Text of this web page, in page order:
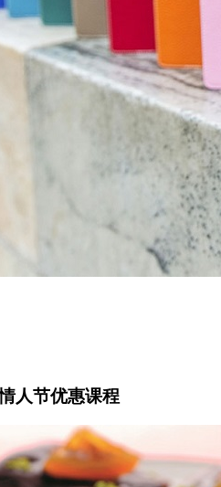
人节优惠课程